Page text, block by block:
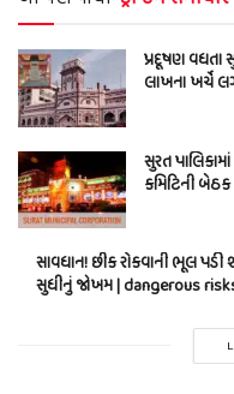
પ્રદૂષણ વધતા
લાખના ખર્ચે
સુરત
કમિટિની
સાવધાન! છીંક રોકવાની ભૂલ પડી
સુધીનું જોખમ | dangerous